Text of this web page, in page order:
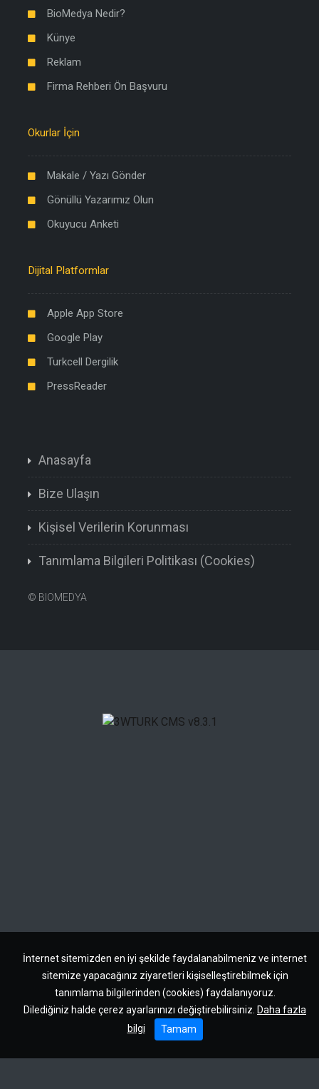
İnternet sitemizden en iyi şekilde faydalanabilmeniz ve internet
sitemize yapacağınız ziyaretleri kişiselleştirebilmek için
tanımlama bilgilerinden (cookies) faydalanıyoruz.
Dilediğiniz halde çerez ayarlarınızı değiştirebilirsiniz. Daha fazla
bilgi
Tamam
BioMedya Nedir?
Künye
Reklam
Firma Rehberi Ön Başvuru
Okurlar İçin
Makale / Yazı Gönder
Gönüllü Yazarımız Olun
Okuyucu Anketi
Dijital Platformlar
Apple App Store
Google Play
Turkcell Dergilik
PressReader
Anasayfa
Bize Ulaşın
Kişisel Verilerin Korunması
Tanımlama Bilgileri Politikası (Cookies)
© BIOMEDYA